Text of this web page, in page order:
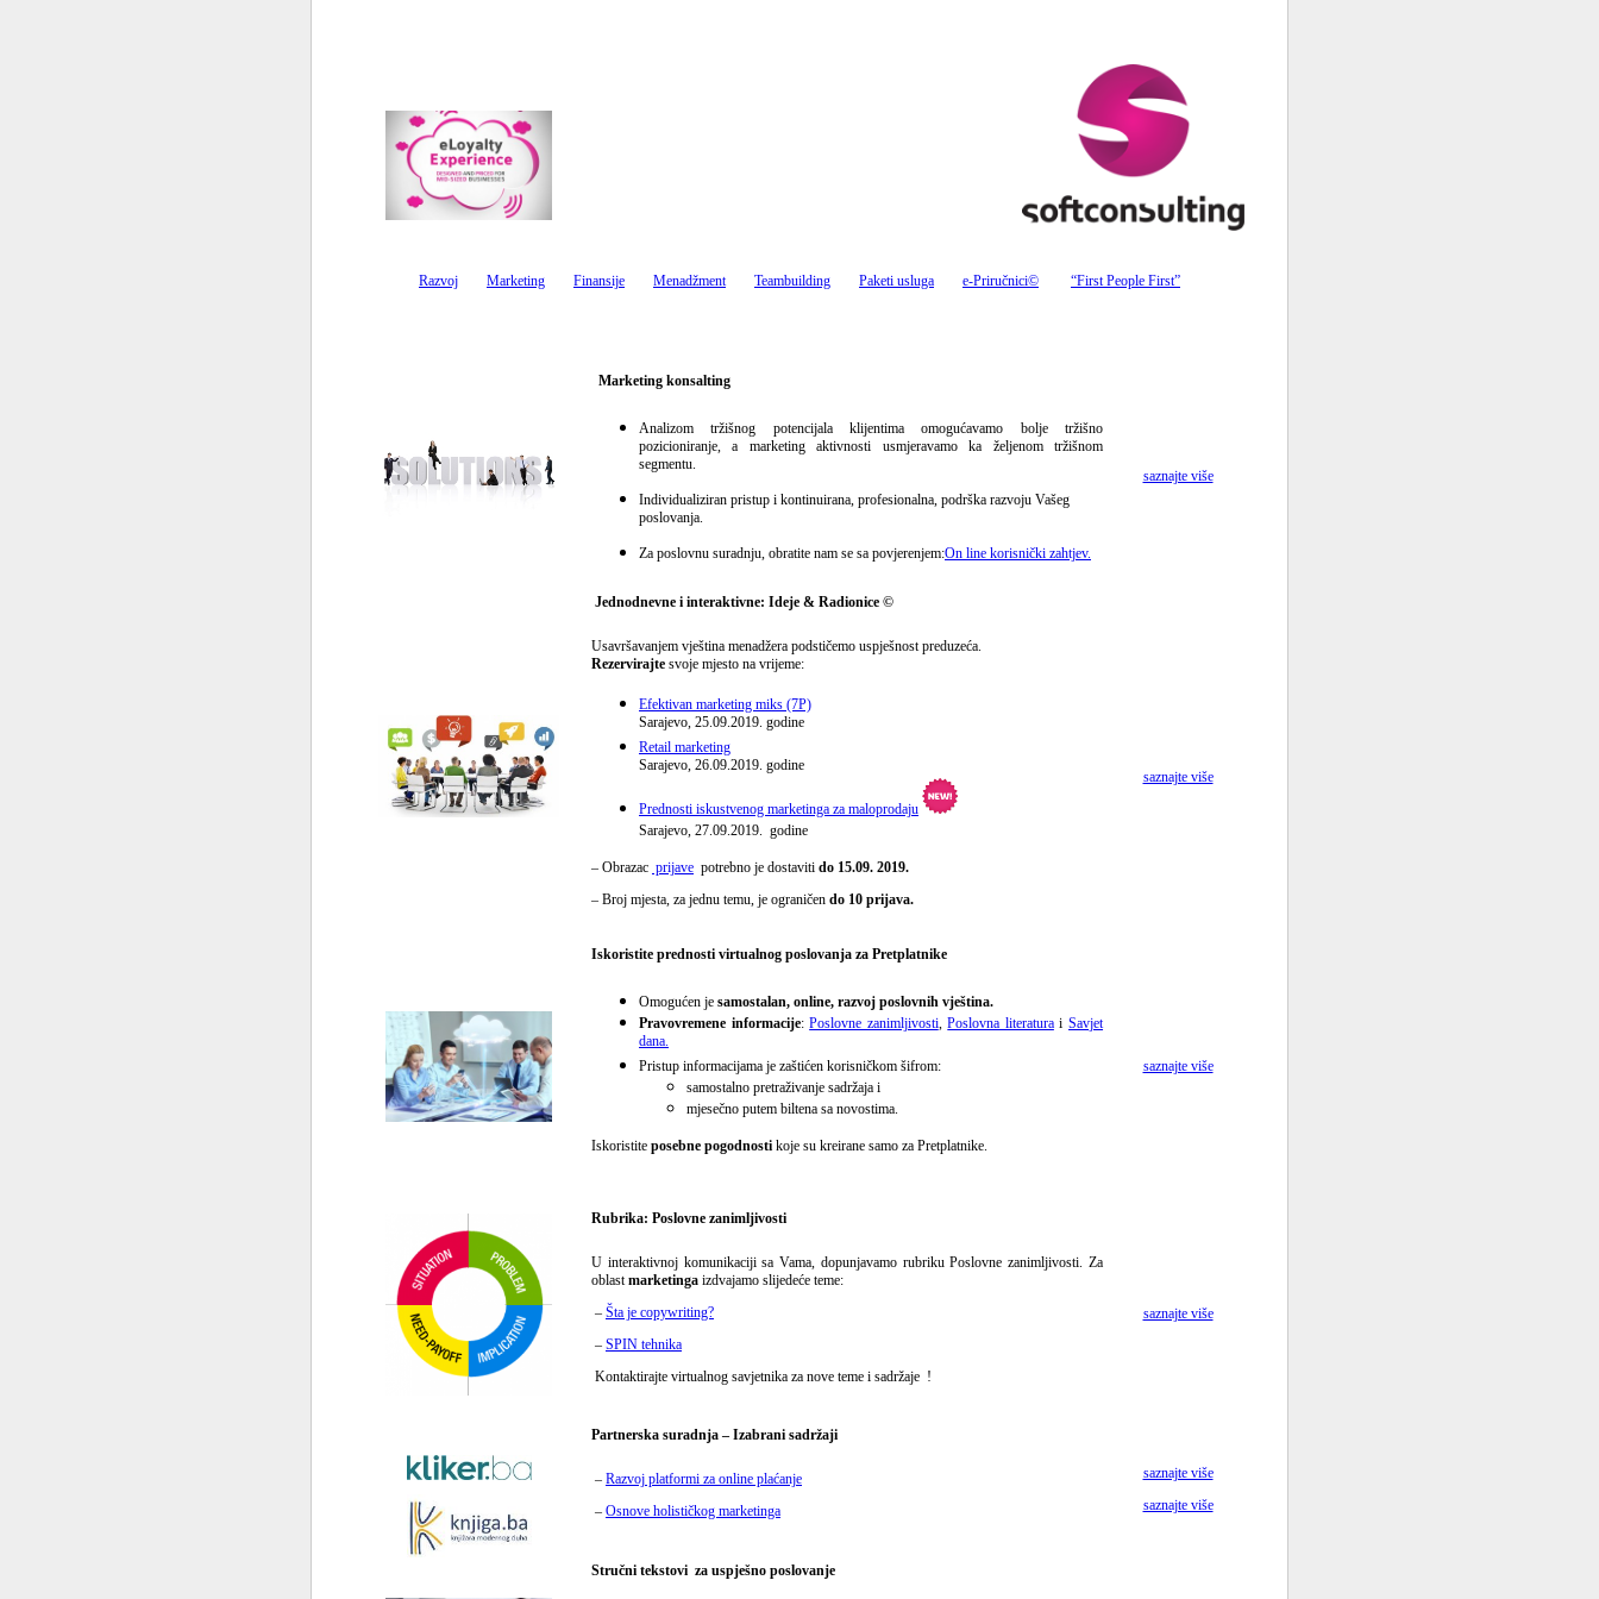
Razvoj Marketing Finansije Menadžment Teambuilding Paketi usluga e-Priručnici© “First People First”
Marketing konsalting
Analizom tržišnog potencijalaklijentima omogućavamo bolje tržišno
pozicioniranje, a marketing aktivnosti usmjeravamo ka željenom tržišnom
segmentu.
Individualiziran pristup i kontinuirana, profesionalna, podrška razvoju Vašeg
poslovanja.
Za poslovnu suradnju, obratite nam se sa povjerenjem:On line korisnički zahtjev.
saznajte više
Jednodnevne i interaktivne: Ideje & Radionice ©
Usavršavanjem vještina menadžera podstičemo uspješnost preduzeća.
Rezervirajte svoje mjesto na vrijeme:
Efektivan marketing miks (7P)
Sarajevo, 25.09.2019. godine
Retail marketing
Sarajevo, 26.09.2019. godine
Prednosti iskustvenog marketinga za maloprodaju
Sarajevo, 27.09.2019. godine
– Obrazac prijave potrebno je dostaviti do 15.09. 2019.
– Broj mjesta, za jednu temu, je ograničen do 10 prijava.
saznajte više
Iskoristite prednosti virtualnog poslovanja za Pretplatnike
Omogućen je samostalan, online, razvoj poslovnih vještina.
Pravovremene informacije:Poslovne zanimljivosti,Poslovna literaturaiSavjet
dana.
Pristup informacijama je zaštićen korisničkom šifrom:
samostalno pretraživanje sadržaja i
mjesečno putem biltena sa novostima.
Iskoristite posebne pogodnosti koje su kreirane samo za Pretplatnike.
saznajte više
Rubrika: Poslovne zanimljivosti
U interaktivnoj komunikaciji sa Vama, dopunjavamo rubriku Poslovne zanimljivosti. Za
oblastmarketinga izdvajamo slijedeće teme:
– Šta je copywriting?
– SPIN tehnika
Kontaktirajte virtualnog savjetnika za nove teme i sadržaje !
saznajte više
Partnerska suradnja – Izabrani sadržaji
– Razvoj platformi za online plaćanje
– Osnove holističkog marketinga
saznajte više
saznajte više
Stručni tekstovi za uspješno poslovanje